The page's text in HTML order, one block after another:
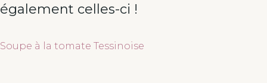
également celles-ci !
Soupe à la tomate Tessinoise